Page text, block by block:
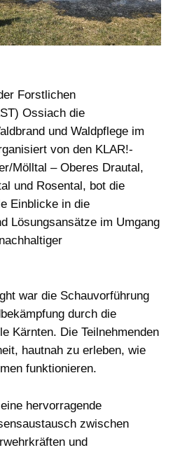
Forstlichen
Ossiach die
und Waldpflege im
von den KLAR!-
Mölltal – Oberes Drautal,
und Rosental, bot die
Einblicke in die
Lösungsansätze im Umgang
war die Schauvorführung
durch die
Kärnten. Die Teilnehmenden
hautnah zu erleben, wie
funktionieren.
hervorragende
zwischen
und